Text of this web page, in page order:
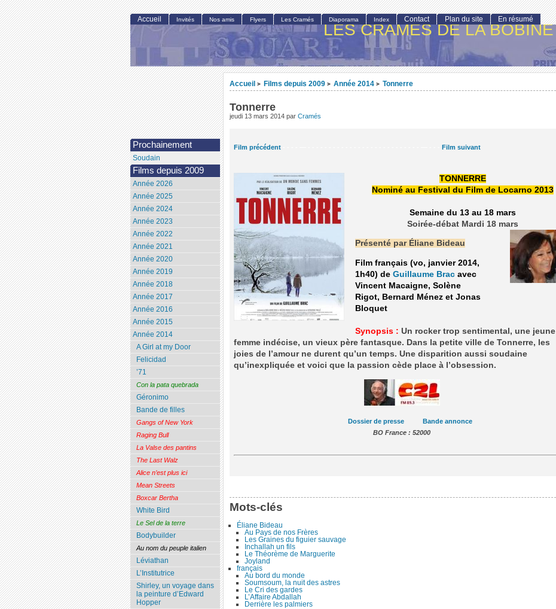
LES CRAMÉS DE LA BOBINE
Accueil > Films depuis 2009 > Année 2014 > Tonnerre
Tonnerre
jeudi 13 mars 2014 par Cramés
Film précédent Film suivant
TONNERRE
Nominé au Festival du Film de Locarno 2013
Semaine du 13 au 18 mars
Soirée-débat Mardi 18 mars
Présenté par Éliane Bideau
Film français (vo, janvier 2014,
1h40) de Guillaume Bracavec
Vincent Macaigne, Solène
Rigot, Bernard Ménez et Jonas
Bloquet
Synopsis : Un rocker trop sentimental, une jeune
femme indécise, un vieux père fantasque. Dans la petite ville de Tonnerre, les
joies de l’amour ne durent qu’un temps. Une disparition aussi soudaine
qu’inexpliquée et voici que la passion cède place à l’obsession.
Dossier de presse
Bande annonce
BO France : 52000
Mots-clés
Éliane Bideau
Au Pays de nos Frères
Les Graines du figuier sauvage
Inchallah un fils
Le Théorème de Marguerite
Joyland
français
Au bord du monde
Soumsoum, la nuit des astres
Le Cri des gardes
L’Affaire Abdallah
Derrière les palmiers
Accueil Invités Nos amis Flyers Les Cramés Diaporama Index Contact Plan du site En résumé
Prochainement
Soudain
Films depuis 2009
Année 2026
Année 2025
Année 2024
Année 2023
Année 2022
Année 2021
Année 2020
Année 2019
Année 2018
Année 2017
Année 2016
Année 2015
Année 2014
A Girl at my Door
Felicidad
’71
Con la pata quebrada
Géronimo
Bande de filles
Gangs of New York
Raging Bull
La Valse des pantins
The Last Walz
Alice n’est plus ici
Mean Streets
Boxcar Bertha
White Bird
Le Sel de la terre
Bodybuilder
Au nom du peuple italien
Léviathan
L’Institutrice
Shirley, un voyage dans
la peinture d’Edward
Hopper